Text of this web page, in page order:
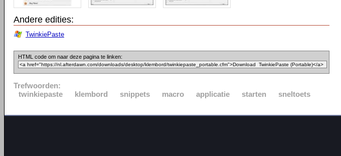
Andere edities:
TwinkiePaste
HTML code om naar deze pagina te linken:
Trefwoorden:
twinkiepaste
klembord snippets macro applicatie starten sneltoets